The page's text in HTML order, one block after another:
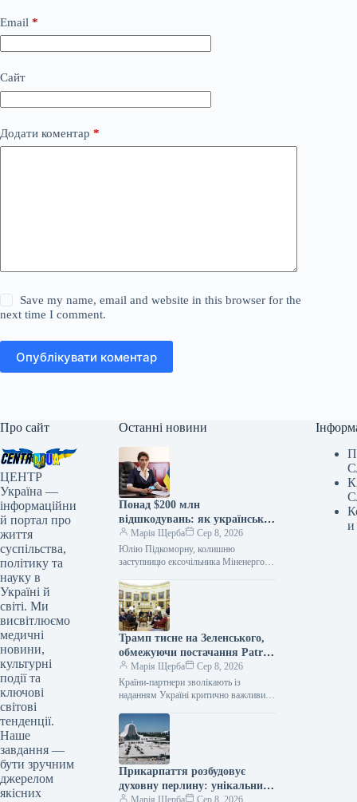
Email *
Сайт
Додати коментар *
Save my name, email and website in this browser for the
next time I comment.
Опублікувати коментар
Про сайт
ЦЕНТР
Україна —
інформаційни
й портал про
життя
суспільства,
політику та
науку в
Україні й
світі. Ми
висвітлюємо
медичні
новини,
культурні
події та
ключові
світові
тенденції.
Наше
завдання —
бути зручним
джерелом
якісних
Останні новини
Понад $200 млн
відшкодувань: як українська
ІТ-компанія судиться з
державою-агресором
Марія Щерба
Сер 8, 2026
Юлію Підкоморну, колишню
заступницю ексочільника Міненерго
«плівок Міндіча», призначили
виконувачкою обов’язків члена
дирекції АТ «Українські розподільні…
Трамп тисне на Зеленського,
обмежуючи постачання Patriot
та Starlink для ударів по РФ
Марія Щерба
Сер 8, 2026
Країни-партнери зволікають із
наданням Україні критично важливих
дозволів на використання технологій.
Водночас у Києві розгортається
внутрішня…
Прикарпаття розбудовує
духовну перлину: унікальний
Марія Щерба Сер 8, 2026
и